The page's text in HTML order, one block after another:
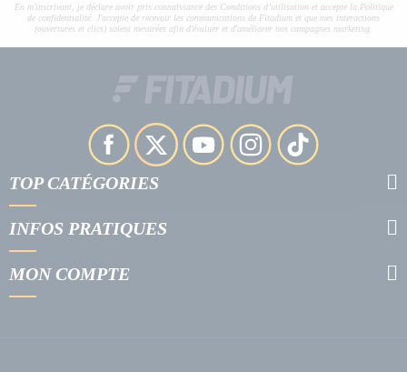
En m'inscrivant, je déclare avoir pris connaissance des Conditions d’utilisation et accepte la Politique
de confidentialité. J'accepte de recevoir les communications de Fitadium et que mes interactions
(ouvertures et clics) soient mesurées afin d'évaluer et d'améliorer nos campagnes marketing.
TOP CATÉGORIES
INFOS PRATIQUES
MON COMPTE